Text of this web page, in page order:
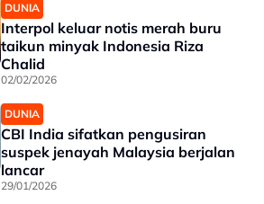
DUNIA
Interpol keluar notis merah buru
taikun minyak Indonesia Riza
Chalid
02/02/2026
DUNIA
CBI India sifatkan pengusiran
suspek jenayah Malaysia berjalan
lancar
29/01/2026